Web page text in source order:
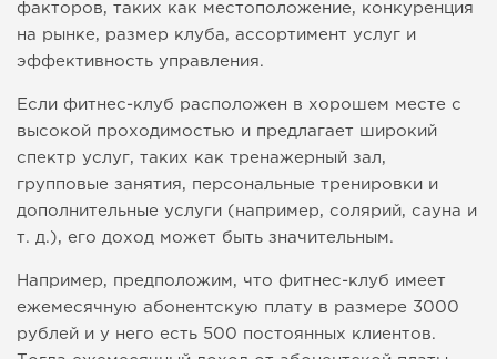
факторов, таких как местоположение, конкуренция
на рынке, размер клуба, ассортимент услуг и
эффективность управления.
Если фитнес-клуб расположен в хорошем месте с
высокой проходимостью и предлагает широкий
спектр услуг, таких как тренажерный зал,
групповые занятия, персональные тренировки и
дополнительные услуги (например, солярий, сауна и
т. д.), его доход может быть значительным.
Например, предположим, что фитнес-клуб имеет
ежемесячную абонентскую плату в размере 3000
рублей и у него есть 500 постоянных клиентов.